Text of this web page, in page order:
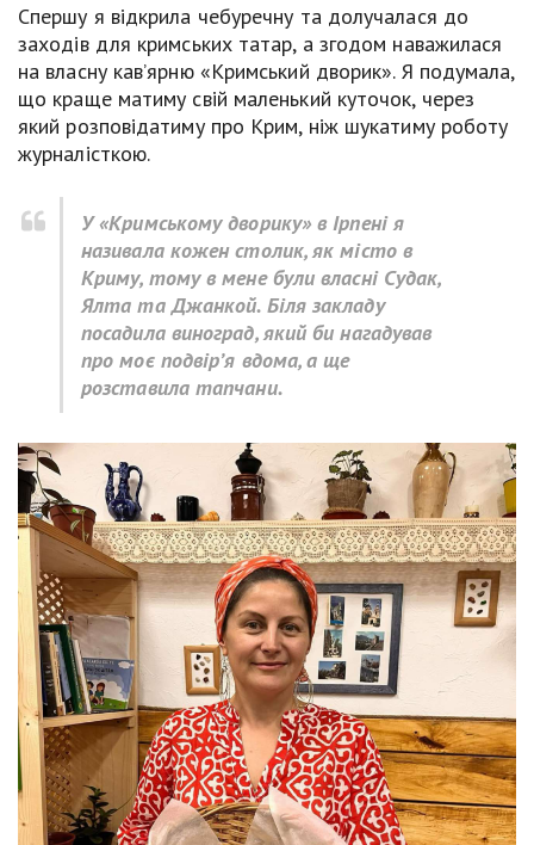
Спершу я відкрила чебуречну та долучалася до
заходів для кримських татар, а згодом наважилася
на власну кав’ярню «Кримський дворик». Я подумала,
що краще матиму свій маленький куточок, через
який розповідатиму про Крим, ніж шукатиму роботу
журналісткою.
У «Кримському дворику» в Ірпені я
називала кожен столик, як місто в
Криму, тому в мене були власні Судак,
Ялта та Джанкой. Біля закладу
посадила виноград, який би нагадував
про моє подвір’я вдома, а ще
розставила тапчани.